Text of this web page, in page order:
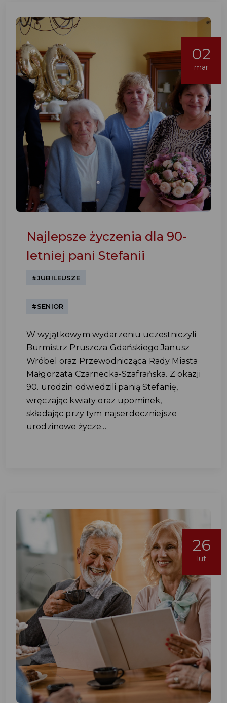
02
mar
Najlepsze życzenia dla 90-
letniej pani Stefanii
#JUBILEUSZE
#SENIOR
W wyjątkowym wydarzeniu uczestniczyli
Burmistrz Pruszcza Gdańskiego Janusz
Wróbel oraz Przewodnicząca Rady Miasta
Małgorzata Czarnecka-Szafrańska. Z okazji
90. urodzin odwiedzili panią Stefanię,
wręczając kwiaty oraz upominek,
składając przy tym najserdeczniejsze
urodzinowe życze...
26
lut